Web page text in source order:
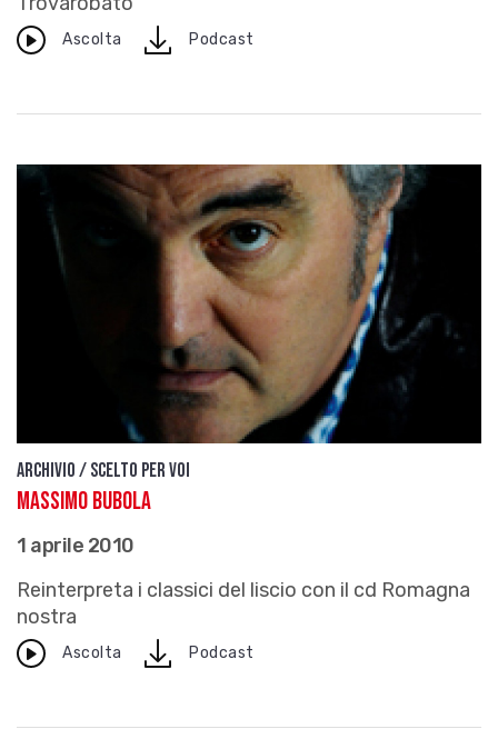
Ascolta downloadPodcast
Archivio / Scelto per voi
Massimo Bubola
1 aprile 2010
Reinterpreta i classici del liscio con il cd Romagna
nostra
Ascolta downloadPodcast